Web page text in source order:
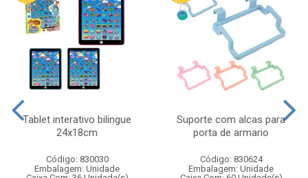
Tablet interativo bilingue
24x18cm
Código: 830030
Embalagem: Unidade
Suporte com alcas para
porta de armario
Código: 830624
Embalagem: Unidade